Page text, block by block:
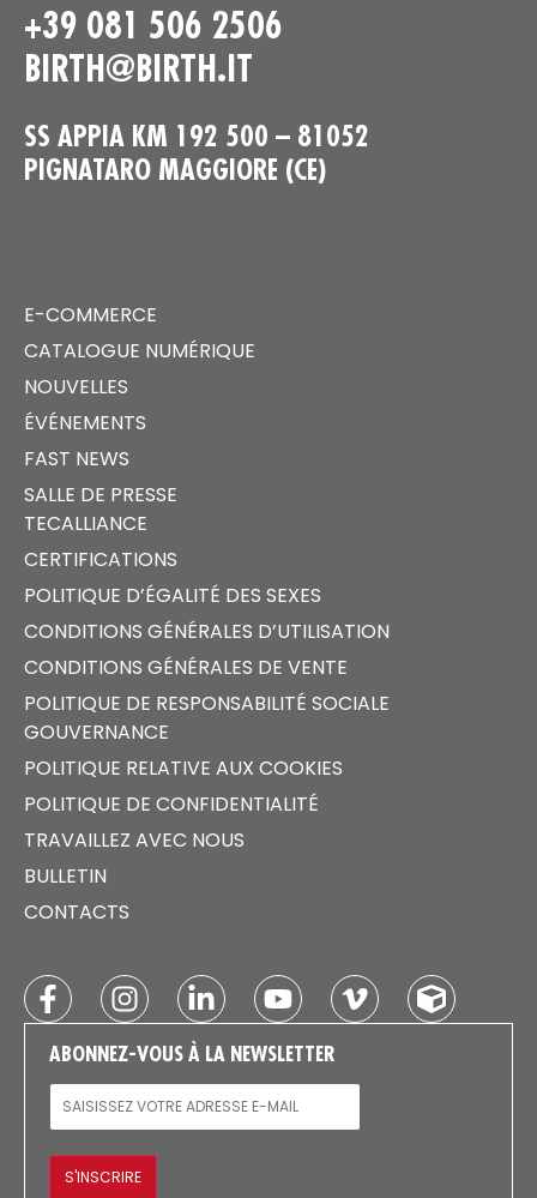
+39 081 506 2506
BIRTH@BIRTH.IT
SS APPIA KM 192 500 – 81052
PIGNATARO MAGGIORE (CE)
E-COMMERCE
CATALOGUE NUMÉRIQUE
NOUVELLES
ÉVÉNEMENTS
FAST NEWS
SALLE DE PRESSE
TECALLIANCE
CERTIFICATIONS
POLITIQUE D’ÉGALITÉ DES SEXES
CONDITIONS GÉNÉRALES D’UTILISATION
CONDITIONS GÉNÉRALES DE VENTE
POLITIQUE DE RESPONSABILITÉ SOCIALE
GOUVERNANCE
POLITIQUE RELATIVE AUX COOKIES
POLITIQUE DE CONFIDENTIALITÉ
TRAVAILLEZ AVEC NOUS
BULLETIN
CONTACTS
ABONNEZ-VOUS À LA NEWSLETTER
E-MAIL
S'INSCRIRE